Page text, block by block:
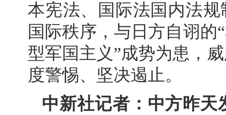
本宪法、国际法国内法
国际秩序，与日方自诩的
型军国主义”成势为患，
度警惕、坚决遏止。
中新社记者：中方昨